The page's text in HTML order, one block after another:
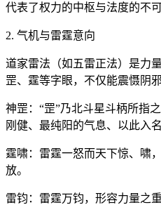
代表了权力的中枢与法度的不可
2. 气机与雷霆意向
道家雷法（如五雷正法）是力
罡、霆等字眼，不仅能震慑阴
神罡：“罡”乃北斗星斗柄所指
刚健、最纯阳的气息、以此入
霆啸：雷霆一怒而天下惊、啸
放。
雷钧：雷霆万钧，形容力量之